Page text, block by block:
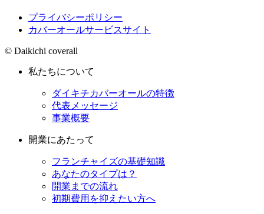
プライバシーポリシー
カバーオールサービスサイト
© Daikichi coverall
私たちについて
ダイキチカバーオールの特徴
代表メッセージ
事業概要
開業にあたって
フランチャイズの基礎知識
あなたのタイプは？
開業までの流れ
初期費用を抑えたい方へ